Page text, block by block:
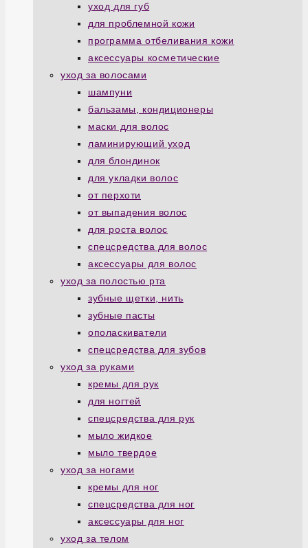
уход для губ
для проблемной кожи
программа отбеливания кожи
аксессуары косметические
уход за волосами
шампуни
бальзамы, кондиционеры
маски для волос
ламинирующий уход
для блондинок
для укладки волос
от перхоти
от выпадения волос
для роста волос
спецсредства для волос
аксессуары для волос
уход за полостью рта
зубные щетки, нить
зубные пасты
ополаскиватели
спецсредства для зубов
уход за руками
кремы для рук
для ногтей
спецсредства для рук
мыло жидкое
мыло твердое
уход за ногами
кремы для ног
спецсредства для ног
аксессуары для ног
уход за телом